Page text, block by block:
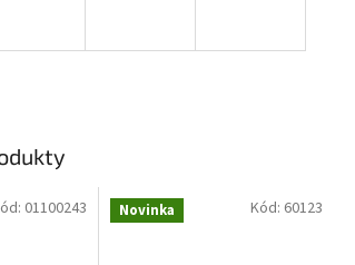
01100243 Novinka Kód: 60123